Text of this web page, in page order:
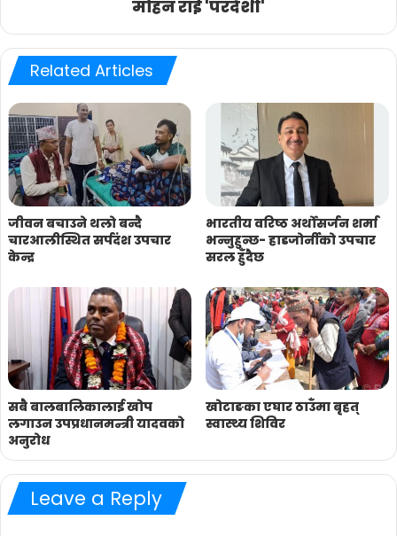
मोहन राई 'परदेशी'
Related Articles
जीवन बचाउने थलो बन्दै
चारआलीस्थित सर्पदंश उपचार
केन्द्र
भारतीय वरिष्ठ अर्थाेसर्जन शर्मा
भन्नुहुन्छ- हाडजोर्नीको उपचार
सरल हुँदैछ
सबै बालबालिकालाई खोप
लगाउन उपप्रधानमन्त्री यादवको
अनुरोध
खोटाङका एघार ठाउँमा बृहत्
स्वास्थ्य शिविर
Leave a Reply